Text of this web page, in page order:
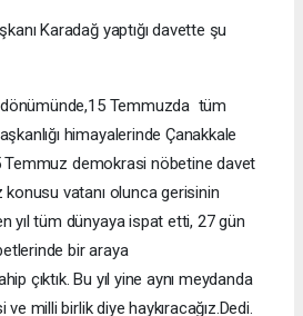
Karadağ yaptığı davette şu
Temmuzda tüm
himayalerinde Çanakkale
Temmuz demokrasi nöbetine davet
vatanı olunca gerisinin
yıl tüm dünyaya ispat etti, 27 gün
bir araya
çıktık. Bu yıl yine aynı meydanda
milli birlik diye haykıracağız.Dedi.